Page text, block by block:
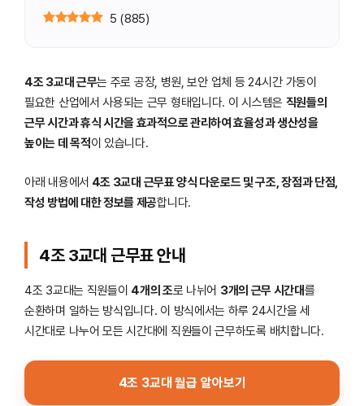
5 (885)
4조 3교대 근무는 주로 공장, 병원, 보안 업체 등 24시간 가동이
필요한 산업에서 사용되는 근무 형태입니다. 이 시스템은 직원들의
근무 시간과 휴식 시간을 효과적으로 관리하여 효율성과 생산성을
높이는 데 목적이 있습니다.
아래 내용에서 4조 3교대 근무표 양식 다운로드 및 구조, 장점과 단점,
작성 방법에 대한 정보를 제공합니다.
4조 3교대 근무표 안내
4조 3교대는 직원들이 4개의 조로 나뉘어 3개의 근무 시간대를
순환하며 일하는 방식입니다. 이 방식에서는 하루 24시간을 세
시간대로 나누어 모든 시간대에 직원들이 근무하도록 배치합니다.
4조 3교대 월급 알아보기